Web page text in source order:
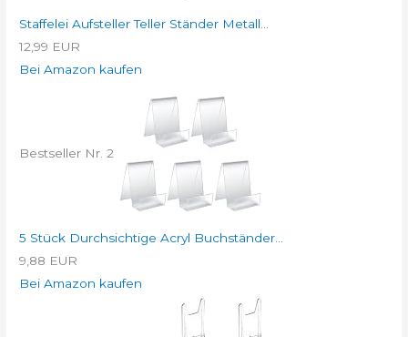
Staffelei Aufsteller Teller Ständer Metall...
12,99 EUR
Bei Amazon kaufen
Bestseller Nr. 2
5 Stück Durchsichtige Acryl Buchständer...
9,88 EUR
Bei Amazon kaufen